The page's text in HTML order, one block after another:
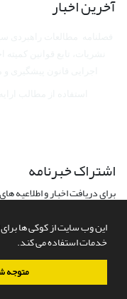
این وب سایت از کوکی ها برای
خدمات استفاده می کند.
متوجه
آخرین اخبار
اشتراک خبرنامه
برای دریافت اخبار و
سامانه مدیریت نشریات علمی.